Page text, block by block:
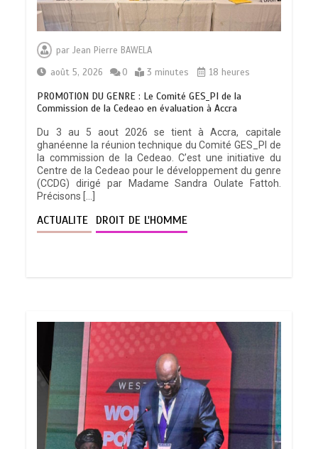
parJean Pierre BAWELA
août 5, 2026
0 3 minutes 18 heures
PROMOTION DU GENRE : Le Comité GES_PI de la
Commission de la Cedeao en évaluation à Accra
Du 3 au 5 aout 2026 se tient à Accra, capitale
ghanéenne la réunion technique du Comité GES_PI de
la commission de la Cedeao. C’est une initiative du
Centre de la Cedeao pour le développement du genre
(CCDG) dirigé par Madame Sandra Oulate Fattoh.
Précisons […]
ACTUALITE DROIT DE L'HOMME